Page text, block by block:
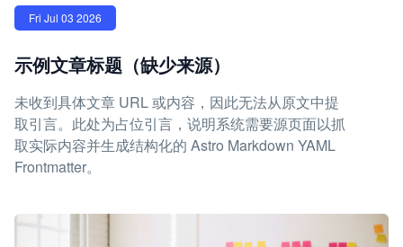
Fri Jul 03 2026
示例文章标题（缺少来源）
未收到具体文章 URL 或内容，因此无法从原文中提
取引言。此处为占位引言，说明系统需要源页面以抓
取实际内容并生成结构化的 Astro Markdown YAML
Frontmatter。